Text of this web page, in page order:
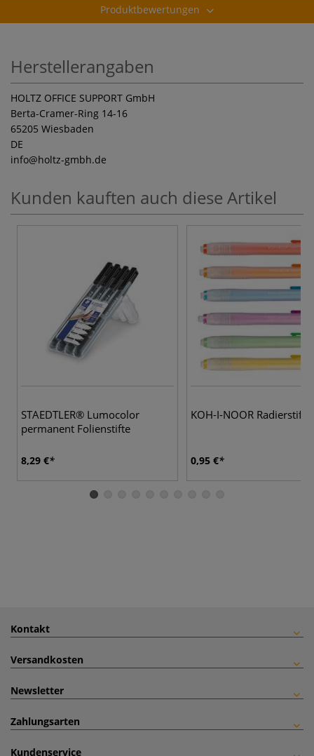
Produktbewertungen
Herstellerangaben
HOLTZ OFFICE SUPPORT GmbH
Berta-Cramer-Ring 14-16
65205 Wiesbaden
DE
info@holtz-gmbh.de
Kunden kauften auch diese Artikel
STAEDTLER® Lumocolor
permanent Folienstifte
8,29 €
KOH-I-NOOR Radierstift
0,95 €
Kontakt
Versandkosten
Newsletter
Zahlungsarten
Kundenservice